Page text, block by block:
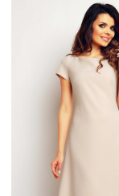
CZERWONA
BOMBKA